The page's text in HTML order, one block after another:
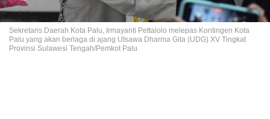
Sekretaris Daerah Kota Palu, Irmayanti Pettalolo melepas Kontingen Kota
Palu yang akan berlaga di ajang Utsawa Dharma Gita (UDG) XV Tingkat
Provinsi Sulawesi Tengah/Pemkot Palu